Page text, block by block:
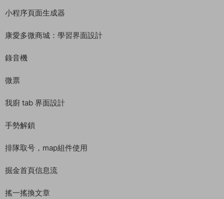
小程序頁面生成器
康愛多微商城：學習界面設計
錄音機
微票
我廚 tab 界面設計
手勢解鎖
排隊取号，map組件使用
掘金首頁信息流
搖一搖換文章